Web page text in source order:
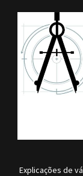
Explicações de